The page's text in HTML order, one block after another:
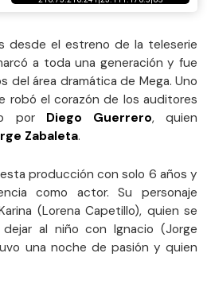
desde el estreno de la teleserie
a toda una generación y fue
del área dramática de Mega. Uno
robó el corazón de los auditores
por Diego Guerrero, quien
Zabaleta.
producción con solo 6 años y
como actor. Su personaje
(Lorena Capetillo), quien se
al niño con Ignacio (Jorge
una noche de pasión y quien